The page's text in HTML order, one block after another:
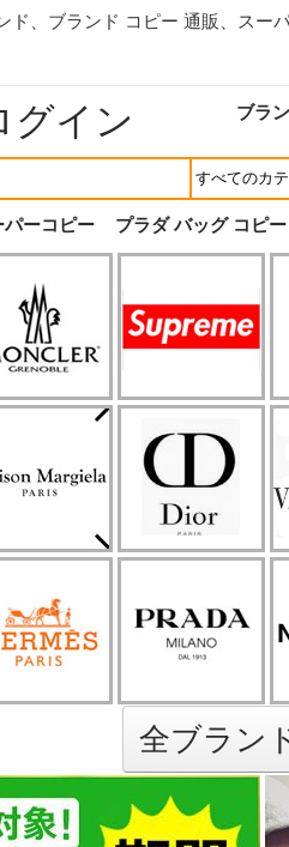
、 ブランド コピー 通販 、スー
グイン ブラ
パーコピー プラダ バッグ コピー
全ブラン